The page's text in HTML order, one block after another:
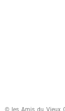
© les Amis du Vieux